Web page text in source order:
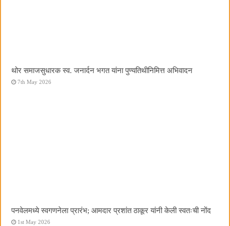
थोर समाजसुधारक स्व. जनार्दन भगत यांना पुण्यतिथीनिमित्त अभिवादन
7th May 2026
पनवेलमध्ये स्वगणनेला प्रारंभ; आमदार प्रशांत ठाकूर यांनी केली स्वतःची नोंद
1st May 2026